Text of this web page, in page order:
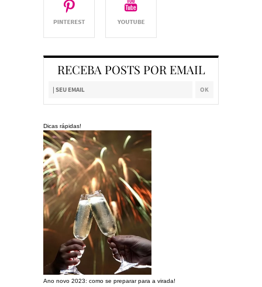
RECEBA POSTS POR EMAIL
Dicas rápidas!
Ano novo 2023: como se preparar para a virada!